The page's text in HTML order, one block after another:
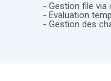
- Gestion file via
- Evaluation
- Gestion des